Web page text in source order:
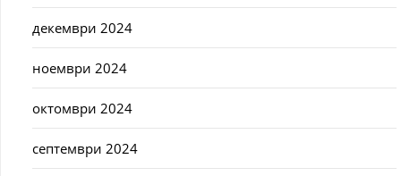
декември 2024
ноември 2024
октомври 2024
септември 2024